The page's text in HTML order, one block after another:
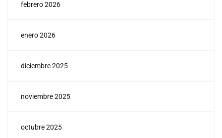
febrero 2026
enero 2026
diciembre 2025
noviembre 2025
octubre 2025